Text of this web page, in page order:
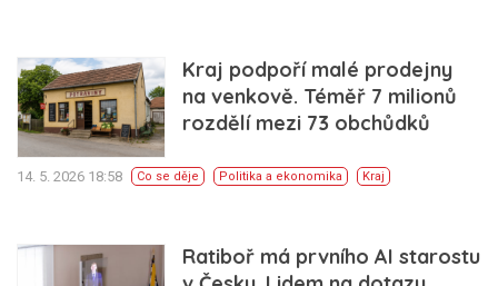
Kraj podpoří malé prodejny
na venkově. Téměř 7 milionů
rozdělí mezi 73 obchůdků
14. 5. 2026 18:58 Co se děje Politika a ekonomika Kraj
Ratiboř má prvního AI starostu